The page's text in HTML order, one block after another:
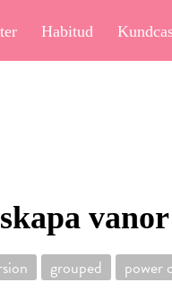
Habitud
vanor
grouped power